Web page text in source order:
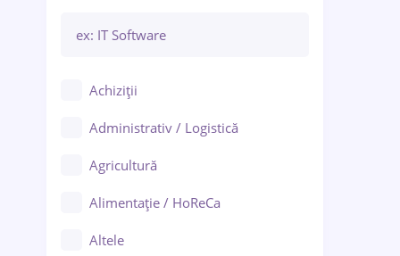
Bacău
Galați (Galați)
Ploiești
Achiziții
Administrativ / Logistică
Agricultură
Alimentație / HoReCa
Altele